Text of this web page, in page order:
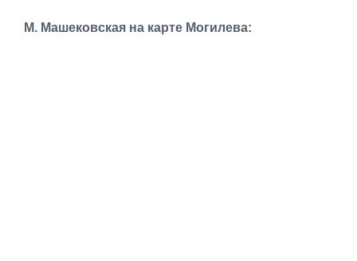
Транспорт
М. Машековская на карте Могилева: